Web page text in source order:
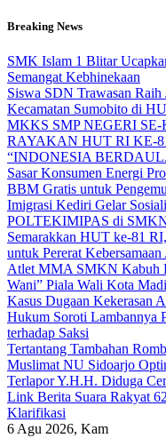
Skip
content
Breaking News
SMK Islam 1 Blitar
Semangat Kebhinekaan
Siswa SDN Trawasan Raih
Kecamatan Sumobito di
MKKS SMP NEGERI
RAYAKAN HUT RI KE-
“INDONESIA
Sasar Konsumen Energi
BBM Gratis untuk
Imigrasi Kediri Gelar
POLTEKIMIPAS di
Semarakkan HUT ke-81
untuk Pererat
Atlet MMA SMKN Kabuh
Wani” Piala Wali Kota
Kasus Dugaan Kekerasan
Hukum Soroti Lambannya
terhadap Saksi
Tertantang Tambahan
Muslimat NU Sidoarjo
Terlapor Y.H.H. Diduga
Link Berita Suara Rakyat
Klarifikasi
6 Agu 2026, Kam